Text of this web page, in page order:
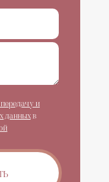
и
данныхв
кухни.
и условия
по